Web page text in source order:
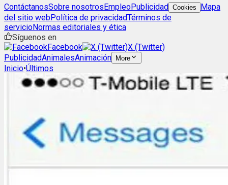
ContáctanosSobre nosotrosEmpleoPublicidad Cookies
Mapa
del sitio webPolítica de privacidadTérminos de
servicioNormas editoriales y ética
Síguenos en
Facebook
X (Twitter)
PublicidadAnimalesAnimación More
Inicio•Últimos